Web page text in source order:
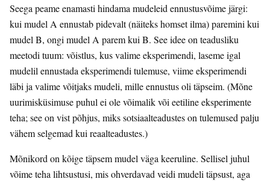
Seega peame enamasti hindama mudeleid ennustusvõime järgi:
kui mudel A ennustab pidevalt (näiteks homset ilma) paremini kui
mudel B, ongi mudel A parem kui B. See idee on teadusliku
meetodi tuum: võistlus, kus valime eksperimendi, laseme igal
mudelil ennustada eksperimendi tulemuse, viime eksperimendi
läbi ja valime võitjaks mudeli, mille ennustus oli täpseim. (Mõne
uurimisküsimuse puhul ei ole võimalik või eetiline eksperimente
teha; see on vist põhjus, miks sotsiaalteadustes on tulemused palju
vähem selgemad kui reaalteadustes.)
Mõnikord on kõige täpsem mudel väga keeruline. Sellisel juhul
võime teha lihtsustusi, mis ohverdavad veidi mudeli täpsust, aga